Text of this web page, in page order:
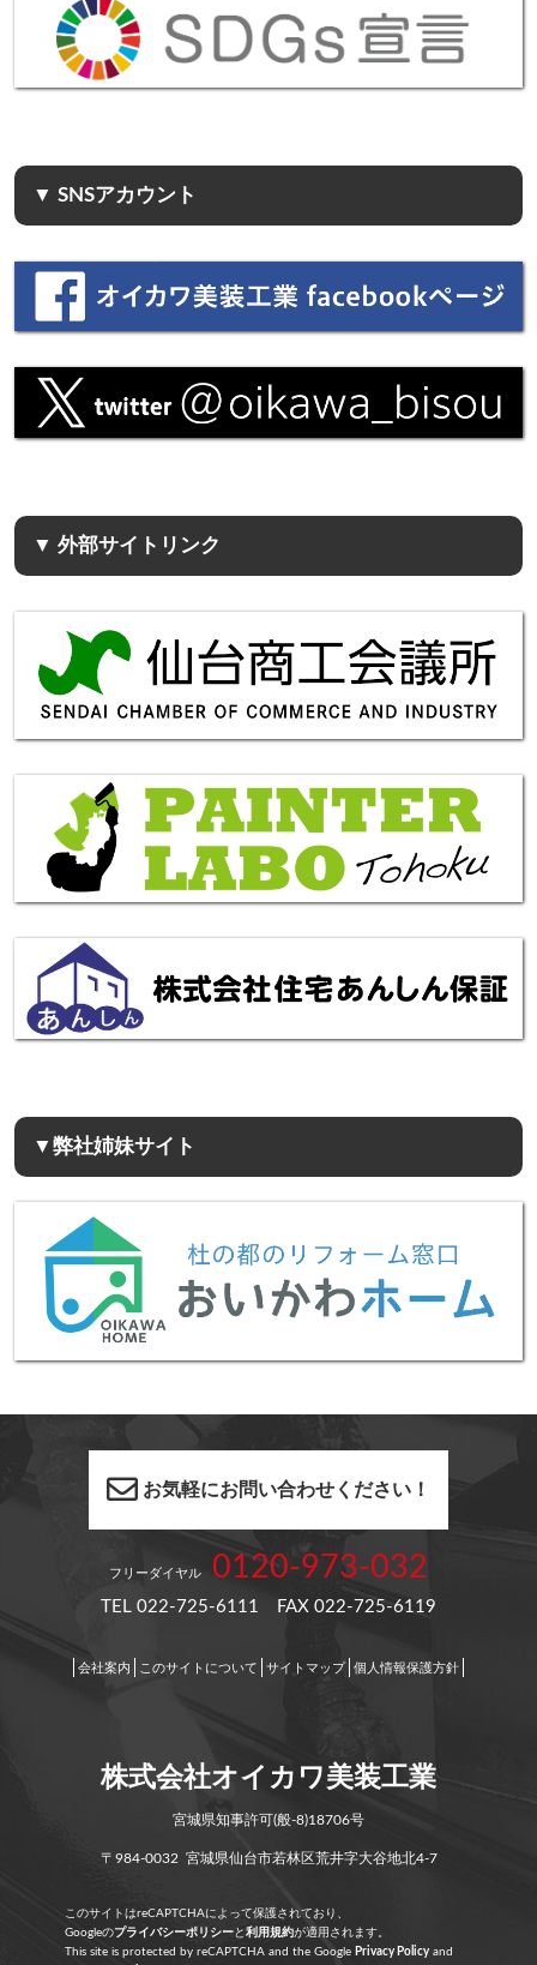
▼ SNSアカウント
▼ 外部サイトリンク
▼弊社姉妹サイト
お気軽にお問い合わせください！
フリーダイヤル 0120-973-032
TEL 022-725-6111 FAX 022-725-6119
会社案内 このサイトについて サイトマップ 個人情報保護方針
株式会社オイカワ美装工業
宮城県知事許可(般-8)18706号
〒984-0032 宮城県仙台市若林区荒井字大谷地北4-7
このサイトはreCAPTCHAによって保護されており、
Googleのプライバシーポリシーと 利用規約が適用されます。
This site is protected by reCAPTCHA and the Google Privacy Policy and